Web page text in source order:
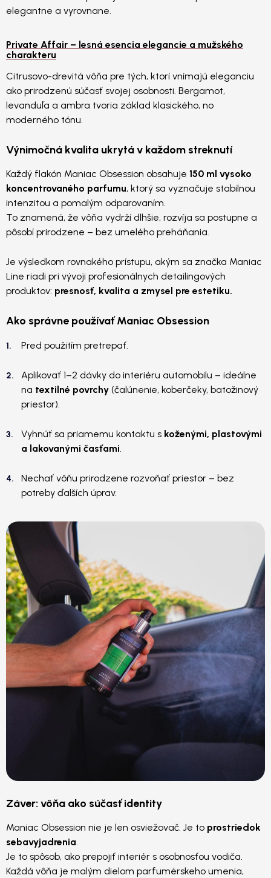
elegantne a vyrovnane.
Private Affair – lesná esencia elegancie a mužského
charakteru
Citrusovo-drevitá vôňa pre tých, ktorí vnímajú eleganciu
ako prirodzenú súčasť svojej osobnosti. Bergamot,
levanduľa a ambra tvoria základ klasického, no
moderného tónu.
Výnimočná kvalita ukrytá v každom streknutí
Každý flakón Maniac Obsession obsahuje 150 ml vysoko
koncentrovaného parfumu, ktorý sa vyznačuje stabilnou
intenzitou a pomalým odparovaním.
To znamená, že vôňa vydrží dlhšie, rozvíja sa postupne a
pôsobí prirodzene – bez umelého preháňania.
Je výsledkom rovnakého prístupu, akým sa značka Maniac
Line riadi pri vývoji profesionálnych detailingových
produktov: presnosť, kvalita a zmysel pre estetiku.
Ako správne používať Maniac Obsession
Pred použitím pretrepať.
Aplikovať 1–2 dávky do interiéru automobilu – ideálne
na textilné povrchy (čalúnenie, koberčeky, batožinový
priestor).
Vyhnúť sa priamemu kontaktu s koženými, plastovými
a lakovanými časťami.
Nechať vôňu prirodzene rozvoňať priestor – bez
potreby ďalších úprav.
Záver: vôňa ako súčasť identity
Maniac Obsession nie je len osviežovač. Je to prostriedok
sebavyjadrenia.
Je to spôsob, ako prepojiť interiér s osobnosťou vodiča.
Každá vôňa je malým dielom parfumérskeho umenia,